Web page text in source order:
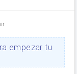
empezar tu